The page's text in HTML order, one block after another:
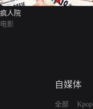
疯人院
电影
自媒体
全部
Kpop